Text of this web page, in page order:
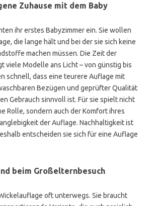
Zuhause mit dem Baby
ihr erstes Babyzimmer ein. Sie wollen
die lange hält und bei der sie sich keine
machen müssen. Die Zeit der
viele Modelle ans Licht – von günstig bis
schnell, dass eine teurere Auflage mit
Bezügen und geprüfter Qualität
Gebrauch sinnvoll ist. Für sie spielt nicht
Rolle, sondern auch der Komfort ihres
der Auflage. Nachhaltigkeit ist
entscheiden sie sich für eine Auflage
beim Großelternbesuch
oft unterwegs. Sie braucht